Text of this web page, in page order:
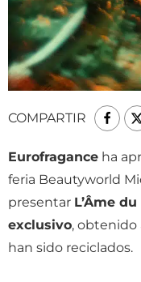
COMPARTIR
Eurofragance ha
feria Beautyworld
presentar L’Âme
exclusivo, obtenido
han sido reciclados.